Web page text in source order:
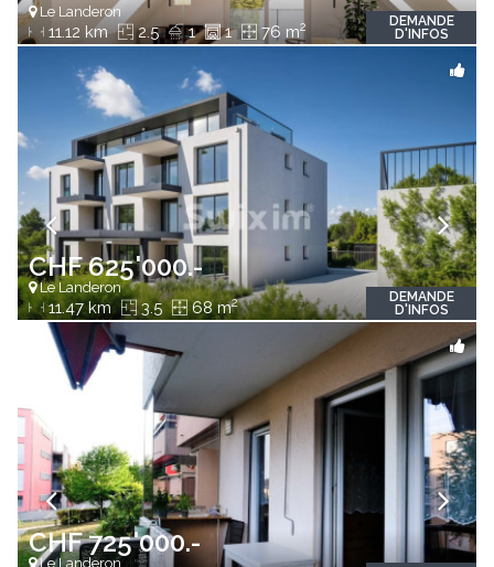
Le Landeron
11.12 km 2.5 1 1 76 m2
DEMANDE
D'INFOS
CHF 625'000.-
Le Landeron
11.47 km 3.5 68 m2
DEMANDE
D'INFOS
CHF 725'000.-
Le Landeron